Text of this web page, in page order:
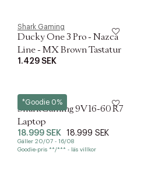
Shark Gaming
Ducky One 3 Pro - Nazca
Line - MX Brown Tastatur
1.429 SEK
*Goodie 0%
Shark Gaming
SharkGaming 9V16-60 R7
Laptop
18.999 SEK 18.999 SEK
Gäller 20/07 - 16/08
Goodie-pris **/*** - läs villkor